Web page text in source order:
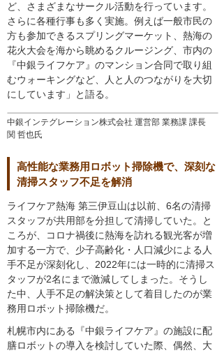
中銀インテグレーション株式会社 運営部 業務課 課長
関 哲也氏
ど、さまざまなサークル活動を行っています。
さらに各種行事も多く実施。例えば一般市民の
方も参加できるスプリングマーケット、熱海の
花火大会を海から眺めるクルージング、市内の
『中銀ライフケア』のマンション合同で取り組
むウォーキングなど、人と人のつながりを大切
にしています」と語る。
高性能な業務用ロボット掃除機で、深刻な
清掃スタッフ不足を解消
ライフケア熱海 第三伊豆山は以前、6名の清掃
スタッフが共用部を分担して清掃していた。と
ころが、コロナ禍後に熱海を訪れる観光客が増
加する一方で、少子高齢化・人口減少による人
手不足が深刻化し、2022年には一時的に清掃ス
タッフが2名にまで激減してしまった。そうし
た中、人手不足の解決策として着目したのが業
務用ロボット掃除機だ。
札幌市内にある『中銀ライフケア』の施設に配
膳ロボットの導入を検討していた際、偶然、大